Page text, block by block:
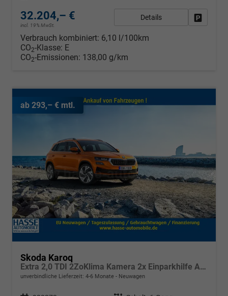
32.204,– €
incl. 19% MwSt.
Details
Verbrauch kombiniert: 6,10 l/100km
CO2-Klasse: E
CO2-Emissionen: 138,00 g/km
ab 293,– € mtl.
Skoda Karoq
Extra 2,0 TDI 2ZoKlima Kamera 2x Einparkhilfe Alu Felgen 5J Garantie Sitzheizung LED Scheinwerfer ACC
unverbindliche Lieferzeit: 4-6 Monate Neuwagen